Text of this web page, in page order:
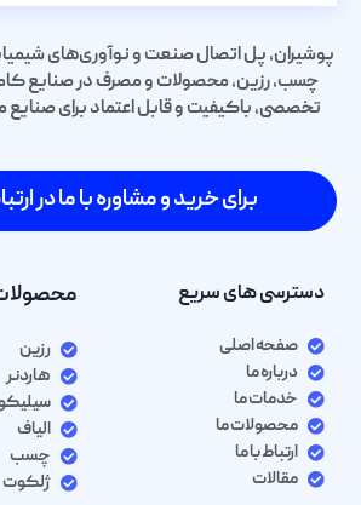
پوشیران، پل اتصال صنعت و نوآوری‌های
چسب، رزین، محصولات و مصرف در صنایع
تخصصی، باکیفیت و قابل اعتماد برای صنایع
برای خرید و مشاوره با ما در
دسترسی های سریع
صفحه اصلی
درباره ما
خدمات ما
محصولات ما
ارتباط با ما
مقالات
رزین
هاردنر
الیاف
چسب
ژلکوت